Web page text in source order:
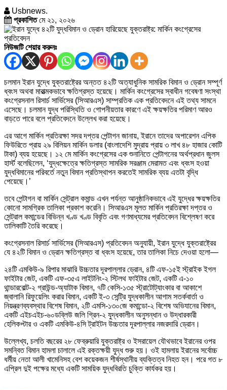
Usbnews.
প্রকাশিতমে ২১, ২০২৬
নিউজটি শেয়ার করুনঃ
চলমান ইরান যুদ্ধে যুক্তরাষ্ট্রের অন্তত ৪২টি অত্যাধুনিক সামরিক বিমান ও ড্রোন সম্পূর্ণ
ধ্বংস অথবা মারাত্মকভাবে ক্ষতিগ্রস্ত হয়েছে। মার্কিন কংগ্রেসের স্বাধীন গবেষণা সংস্থা
কংগ্রেসনাল রিসার্চ সার্ভিসের (সিআরএস) সাম্প্রতিক এক প্রতিবেদনে এই তথ্য সামনে
এসেছে। চলমান যুদ্ধ পরিস্থিতি ও গোপনীয়তার কারণে এই ক্ষয়ক্ষতির পরিমাণ আরও
বাড়তে পারে বলে প্রতিবেদনে উল্লেখ করা হয়েছে।
এর আগে মার্কিন প্রতিরক্ষা সদর দপ্তর পেন্টাগন জানায়, ইরানে তাদের অপারেশন এপিক
ফিউরিতে প্রায় ২৯ বিলিয়ন মার্কিন ডলার (বাংলাদেশি মুদ্রায় প্রায় ৩ লাখ ৪৮ হাজার কোটি
টাকা) ব্যয় হয়েছে। ১২ মে মার্কিন কংগ্রেসের এক শুনানিতে পেন্টাগনের অর্থপ্রধান জুলস
হার্স্ট বলেছিলেন, ‘যুদ্ধক্ষেত্রে ক্ষতিগ্রস্ত সামরিক সরঞ্জাম মেরামত এবং ধ্বংস হওয়া
যুদ্ধবিমানের পরিবর্তে নতুন বিমান প্রতিস্থাপন করতেই সামরিক ব্যয় এতটা বৃদ্ধি
পেয়েছে।’
তবে পেন্টাগন বা মার্কিন সেন্ট্রাল কমান্ড এখন পর্যন্ত আনুষ্ঠানিকভাবে এই যুদ্ধের ক্ষয়ক্ষতির
কোনো সামগ্রিক তালিকা প্রকাশ করেনি। সিআরএস মূলত মার্কিন প্রতিরক্ষা দপ্তর ও
সেন্ট্রাল কমান্ডের বিভিন্ন খণ্ড খণ্ড বিবৃতি এবং গণমাধ্যমের প্রতিবেদন বিশ্লেষণ করে
তালিকাটি তৈরি করেছে।
কংগ্রেসনাল রিসার্চ সার্ভিসের (সিআরএস) প্রতিবেদন অনুযায়ী, ইরান যুদ্ধে যুক্তরাষ্ট্রের
যে ৪২টি বিমান ও ড্রোন ক্ষতিগ্রস্ত বা ধ্বংস হয়েছে, তার তালিকা নিচে দেওয়া হলো—
২৪টি এমকিউ-৯ রিপার মাঝারি উচ্চতার দূরপাল্লার ড্রোন, ৪টি এফ-১৫ই স্ট্রাইক ইগল
ফাইটার জেট, একটি এফ-৩৫এ লাইটনিং-২ স্টিলথ ফাইটার জেট, একটি এ-১০
থান্ডারবোল্ট-২ গ্রাউন্ড-অ্যাটাক বিমান, ৭টি কেসি-১৩৫ স্ট্রাটোট্যাংকার বা আকাশে
জ্বালানি রিফুয়েলিং করার বিমান, একটি ই-৩ সেন্ট্রি যুদ্ধকালীন আগাম সতর্কবার্তা ও
নিয়ন্ত্রণব্যবস্থার বিশেষ বিমান, ২টি এমসি-১৩০জে কমান্ডো-২ বিশেষ অভিযানের বিমান,
একটি এইচএইচ-৬০ডব্লিউ জলি গ্রিন-২ যুদ্ধকালীন অনুসন্ধান ও উদ্ধারকারী
হেলিকপ্টার ও একটি এমকিউ-৪সি ট্রাইটন উচ্চতার দূরপাল্লার নজরদারি ড্রোন।
উল্লেখ্য, চলতি বছরের ২৮ ফেব্রুয়ারি যুক্তরাষ্ট্র ও ইসরায়েল যৌথভাবে ইরানের ওপর
সমন্বিত বিমান হামলা চালালে এই রক্তক্ষয়ী যুদ্ধ শুরু হয়। ওই হামলায় ইরানের সর্বোচ্চ
ধর্মীয় নেতা আলী খামেনিসহ বেশ কয়েকজন শীর্ষস্থানীয় ব্যক্তিত্ব নিহত হন। পরে গত ৮
এপ্রিল দুই পক্ষের মধ্যে একটি সাময়িক যুদ্ধবিরতি চুক্তি কার্যকর হয়।